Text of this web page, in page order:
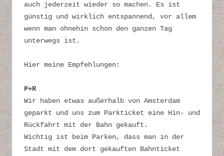
auch jederzeit wieder so machen. Es ist
günstig und wirklich entspannend, vor allem
wenn man ohnehin schon den ganzen Tag
unterwegs ist.
Hier meine Empfehlungen:
P+R
Wir haben etwas außerhalb von Amsterdam
geparkt und uns zum Parkticket eine Hin- und
Rückfahrt mit der Bahn gekauft.
Wichtig ist beim Parken, dass man in der
Stadt mit dem dort gekauften Bahnticket